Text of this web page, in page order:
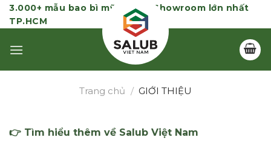
Skip
to
3.000+ mẫu bao bì mỹ phẩm | Showroom lớn nhất
TP.HCM
Trang chủ / GIỚI THIỆU
👉 Tìm hiểu thêm về Salub Việt Nam